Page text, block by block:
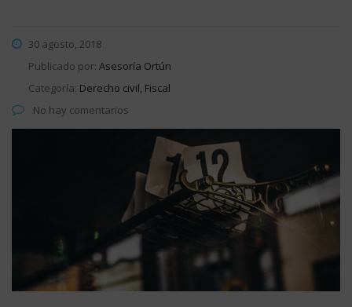
30 agosto, 2018
Publicado por: Asesoría Ortún
Categoría: Derecho civil, Fiscal
No hay comentarios